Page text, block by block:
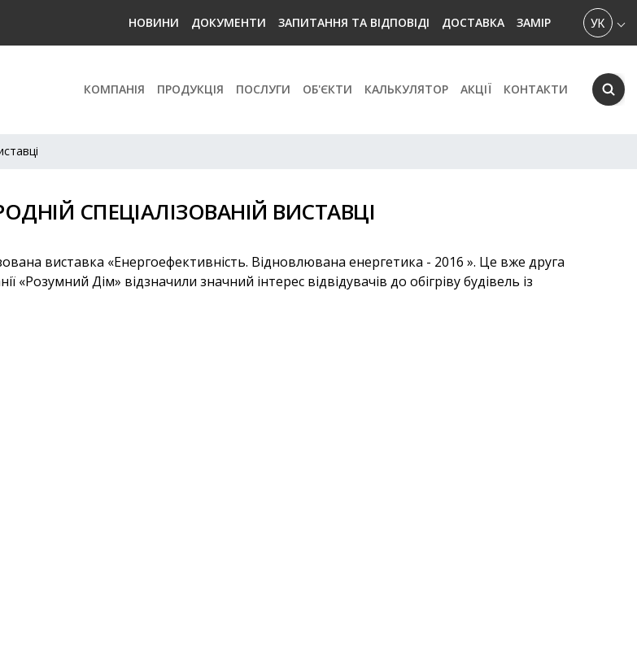
НОВИНИ ДОКУМЕНТИ ЗАПИТАННЯ ТА ВІДПОВІДІ ДОСТАВКА ЗАМІР
КОМПАНІЯ ПРОДУКЦІЯ ПОСЛУГИ ОБ'ЄКТИ КАЛЬКУЛЯТОР АКЦІЇ КОНТАКТИ
СПЕЦІАЛІЗОВАНІЙ ВИСТАВЦІ
виставка «Енергоефективність. Відновлювана енергетика - 2016 ». Це вже друга
Дім» відзначили значний інтерес відвідувачів до обігріву будівель із